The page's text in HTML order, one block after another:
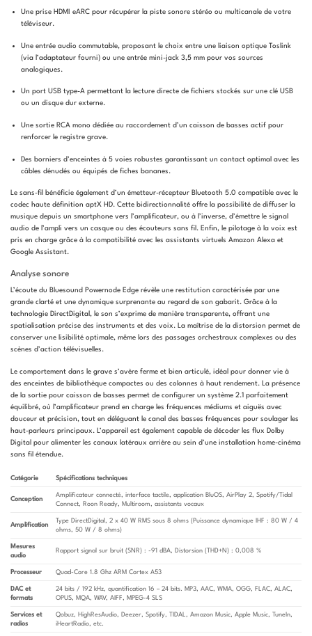
Une prise HDMI eARC pour récupérer la piste sonore stéréo ou multicanale de votre
téléviseur.
Une entrée audio commutable, proposant le choix entre une liaison optique Toslink
(via l’adaptateur fourni) ou une entrée mini-jack 3,5 mm pour vos sources
analogiques.
Un port USB type-A permettant la lecture directe de fichiers stockés sur une clé USB
ou un disque dur externe.
Une sortie RCA mono dédiée au raccordement d’un caisson de basses actif pour
renforcer le registre grave.
Des borniers d’enceintes à 5 voies robustes garantissant un contact optimal avec les
câbles dénudés ou équipés de fiches bananes.
Le sans-fil bénéficie également d’un émetteur-récepteur Bluetooth 5.0 compatible avec le
codec haute définition aptX HD. Cette bidirectionnalité offre la possibilité de diffuser la
musique depuis un smartphone vers l’amplificateur, ou à l’inverse, d’émettre le signal
audio de l’ampli vers un casque ou des écouteurs sans fil. Enfin, le pilotage à la voix est
pris en charge grâce à la compatibilité avec les assistants virtuels Amazon Alexa et
Google Assistant.
Analyse sonore
L’écoute du Bluesound Powernode Edge révèle une restitution caractérisée par une
grande clarté et une dynamique surprenante au regard de son gabarit. Grâce à la
technologie DirectDigital, le son s’exprime de manière transparente, offrant une
spatialisation précise des instruments et des voix. La maîtrise de la distorsion permet de
conserver une lisibilité optimale, même lors des passages orchestraux complexes ou des
scènes d’action télévisuelles.
Le comportement dans le grave s’avère ferme et bien articulé, idéal pour donner vie à
des enceintes de bibliothèque compactes ou des colonnes à haut rendement. La présence
de la sortie pour caisson de basses permet de configurer un système 2.1 parfaitement
équilibré, où l’amplificateur prend en charge les fréquences médiums et aiguës avec
douceur et précision, tout en déléguant le canal des basses fréquences pour soulager les
haut-parleurs principaux. L’appareil est également capable de décoder les flux Dolby
Digital pour alimenter les canaux latéraux arrière au sein d’une installation home-cinéma
sans fil étendue.
Catégorie Spécifications techniques
Conception
Amplificateur connecté, interface tactile, application BluOS, AirPlay 2, Spotify/Tidal
Connect, Roon Ready, Multiroom, assistants vocaux
Amplification
Type DirectDigital, 2 x 40 W RMS sous 8 ohms (Puissance dynamique IHF : 80 W / 4
ohms, 50 W / 8 ohms)
Mesures
audio
Rapport signal sur bruit (SNR) : -91 dBA, Distorsion (THD+N) : 0,008 %
Processeur Quad-Core 1.8 Ghz ARM Cortex A53
DAC et
formats
24 bits / 192 kHz, quantification 16 – 24 bits. MP3, AAC, WMA, OGG, FLAC, ALAC,
OPUS, MQA, WAV, AIFF, MPEG-4 SLS
Services et
radios
Qobuz, HighResAudio, Deezer, Spotify, TIDAL, Amazon Music, Apple Music, TuneIn,
iHeartRadio, etc.